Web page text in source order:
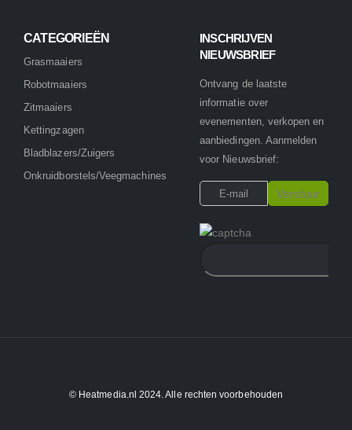
CATEGORIEËN
Grasmaaiers
Robotmaaiers
Zitmaaiers
Kettingzagen
Bladblazers/Zuigers
Onkruidborstels/Veegmachines
INSCHRIJVEN
NIEUWSBRIEF
Ontvang de laatste
informatie over
evenementen, verkopen en
aanbiedingen. Aanmelden
voor Nieuwsbrief:
© Heatmedia.nl 2024. Alle rechten voorbehouden